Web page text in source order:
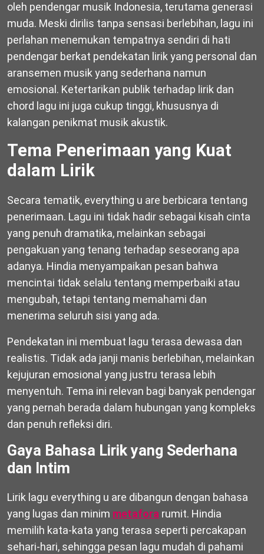
oleh pendengar musik Indonesia, terutama generasi
muda. Meski dirilis tanpa sensasi berlebihan, lagu ini
perlahan menemukan tempatnya sendiri di hati
pendengar berkat pendekatan lirik yang personal dan
aransemen musik yang sederhana namun
emosional. Ketertarikan publik terhadap lirik dan
chord lagu ini juga cukup tinggi, khususnya di
kalangan penikmat musik akustik.
Tema Penerimaan yang Kuat
dalam Lirik
Secara tematik, everything u are berbicara tentang
penerimaan. Lagu ini tidak hadir sebagai kisah cinta
yang penuh dramatika, melainkan sebagai
pengakuan yang tenang terhadap seseorang apa
adanya. Hindia menyampaikan pesan bahwa
mencintai tidak selalu tentang memperbaiki atau
mengubah, tetapi tentang memahami dan
menerima seluruh sisi yang ada.
Pendekatan ini membuat lagu terasa dewasa dan
realistis. Tidak ada janji manis berlebihan, melainkan
kejujuran emosional yang justru terasa lebih
menyentuh. Tema ini relevan bagi banyak pendengar
yang pernah berada dalam hubungan yang kompleks
dan penuh refleksi diri.
Gaya Bahasa Lirik yang Sederhana
dan Intim
Lirik lagu everything u are dibangun dengan bahasa
yang lugas dan minim metafora rumit. Hindia
memilih kata-kata yang terasa seperti percakapan
sehari-hari, sehingga pesan lagu mudah di pahami